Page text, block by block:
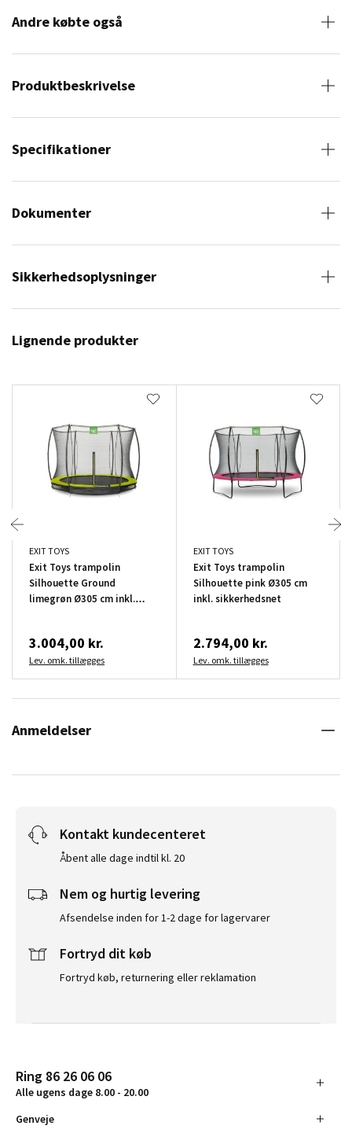
Andre købte også
Produktbeskrivelse
Specifikationer
Dokumenter
Sikkerhedsoplysninger
Lignende produkter
EXIT TOYS
Exit Toys trampolin
Silhouette Ground
limegrøn Ø305 cm inkl.
3.004,00 kr.
Lev. omk. tillægges
EXIT TOYS
Exit Toys trampolin
Silhouette pink Ø305 cm
inkl. sikkerhedsnet
2.794,00 kr.
Lev. omk. tillægges
Anmeldelser
Kontakt kundecenteret
Åbent alle dage indtil kl. 20
Nem og hurtig levering
Afsendelse inden for 1-2 dage for lagervarer
Fortryd dit køb
Fortryd køb, returnering eller reklamation
Ring 86 26 06 06
Alle ugens dage 8.00 - 20.00
Genveje